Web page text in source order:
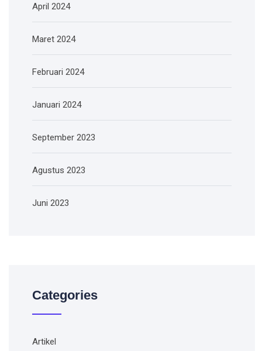
April 2024
Maret 2024
Februari 2024
Januari 2024
September 2023
Agustus 2023
Juni 2023
Categories
Artikel